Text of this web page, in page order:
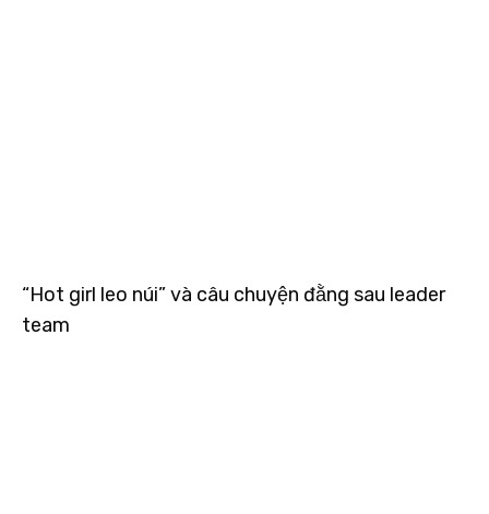
“Hot girl leo núi” và câu chuyện đằng sau leader
team